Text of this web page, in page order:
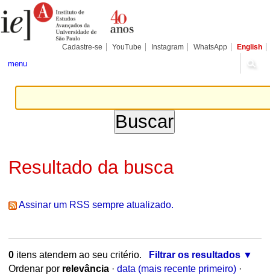
para
conteúdo.
Pessoais
Cadastre-se YouTube Instagram WhatsApp English
menu
Resultado da busca
Assinar um RSS sempre atualizado.
0itens atendem ao seu critério.
Filtrar os resultados
Ordenar por relevância · data (mais recente primeiro) ·